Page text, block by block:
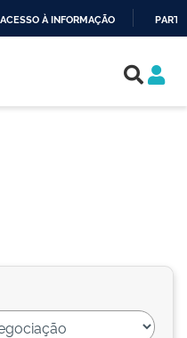
ACESSO À INFORMAÇÃO